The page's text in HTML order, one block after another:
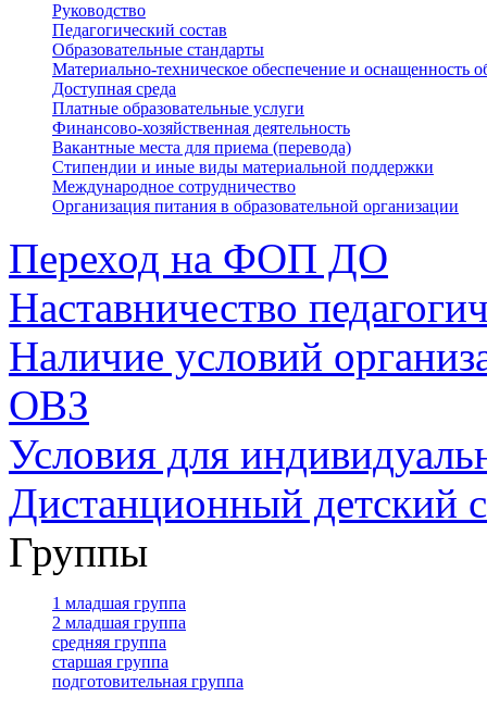
Руководство
Педагогический состав
Образовательные стандарты
Материально-техническое обеспечение и оснащенность
Доступная среда
Платные образовательные услуги
Финансово-хозяйственная деятельность
Вакантные места для приема (перевода)
Стипендии и иные виды материальной поддержки
Международное сотрудничество
Организация питания в образовательной организации
Переход на ФОП ДО
Наставничество
Наличие условий
ОВЗ
Условия для
Дистанционный детский
Группы
1 младшая группа
2 младшая группа
средняя группа
старшая группа
подготовительная группа